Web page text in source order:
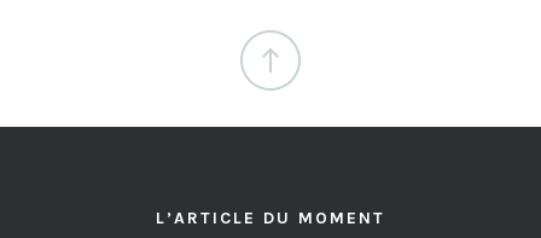
L’ARTICLE DU MOMENT